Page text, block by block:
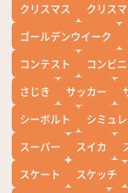
クリスマス
クリス
ゴールデンウイーク
コンテスト
コンビニ
さじき
サッカー
シーボルト
シミュ
スーパー
スイカ
スケート
スケッチ